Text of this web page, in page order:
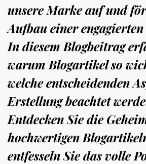
unsere Marke auf und
Aufbau einer
In diesem Blogbeitrag
warum Blogartikel so
welche entscheidenden
Erstellung beachtet
Entdecken Sie die
hochwertigen
entfesseln Sie das volle